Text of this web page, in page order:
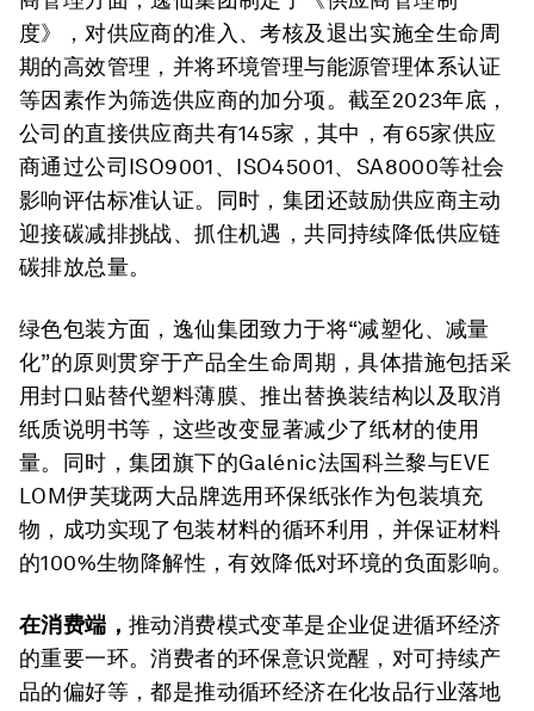
度》，对供应商的准入、考核及退出实施全生命周
期的高效管理，并将环境管理与能源管理体系认证
等因素作为筛选供应商的加分项。截至2023年底，
公司的直接供应商共有145家，其中，有65家供应
商通过公司ISO9001、ISO45001、SA8000等社会
影响评估标准认证。同时，集团还鼓励供应商主动
迎接碳减排挑战、抓住机遇，共同持续降低供应链
碳排放总量。
绿色包装方面，逸仙集团致力于将“减塑化、减量
化”的原则贯穿于产品全生命周期，具体措施包括采
用封口贴替代塑料薄膜、推出替换装结构以及取消
纸质说明书等，这些改变显著减少了纸材的使用
量。同时，集团旗下的Galénic法国科兰黎与EVE
LOM伊芙珑两大品牌选用环保纸张作为包装填充
物，成功实现了包装材料的循环利用，并保证材料
的100%生物降解性，有效降低对环境的负面影响。
在消费端， 推动消费模式变革是企业促进循环经济
的重要一环。消费者的环保意识觉醒，对可持续产
品的偏好等，都是推动循环经济在化妆品行业落地